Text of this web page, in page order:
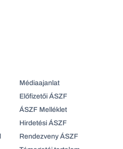
Médiaajanlat
Előfizetői ÁSZF
ÁSZF Melléklet
Hirdetési ÁSZF
Rendezveny ÁSZF